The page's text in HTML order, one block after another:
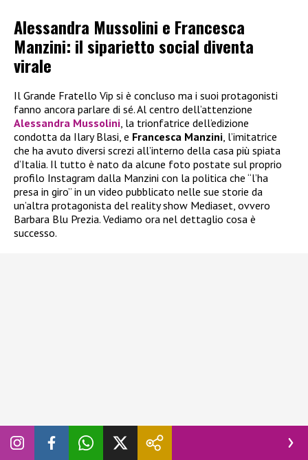
Alessandra Mussolini e Francesca
Manzini: il siparietto social diventa
virale
Il Grande Fratello Vip si è concluso ma i suoi protagonisti
fanno ancora parlare di sé. Al centro dell’attenzione
Alessandra Mussolini , la trionfatrice dell’edizione
condotta da Ilary Blasi, e Francesca Manzini , l’imitatrice
che ha avuto diversi screzi all’interno della casa più spiata
d’Italia. Il tutto è nato da alcune foto postate sul proprio
profilo Instagram dalla Manzini con la politica che “l’ha
presa in giro” in un video pubblicato nelle sue storie da
un’altra protagonista del reality show Mediaset, ovvero
Barbara Blu Prezia. Vediamo ora nel dettaglio cosa è
successo.
“Ha esagerato”, Alessandra Mussolini